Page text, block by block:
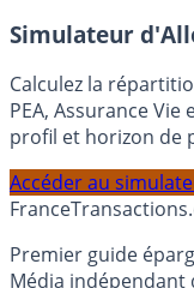
En savoir plus
Simulateur
Calculez la
profil et horizon de
France